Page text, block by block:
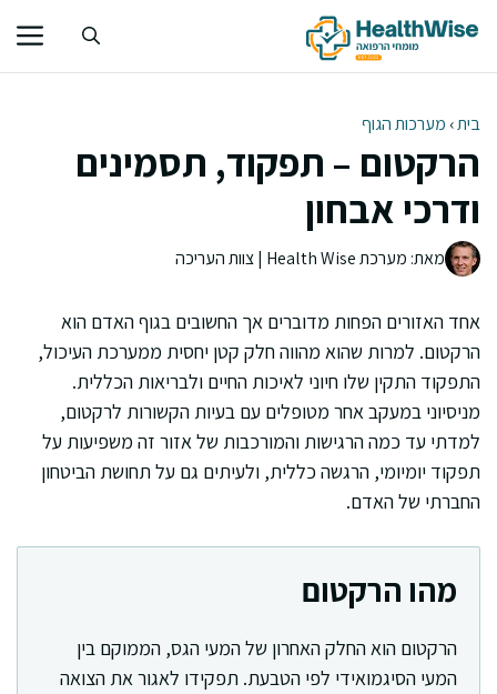
לתוכן
בית› מערכות הגוף
הרקטום – תפקוד, תסמינים
ודרכי אבחון
מאת: מערכת Health Wise | צוות העריכה
אחד האזורים הפחות מדוברים אך החשובים בגוף האדם הוא
הרקטום. למרות שהוא מהווה חלק קטן יחסית ממערכת העיכול,
התפקוד התקין שלו חיוני לאיכות החיים ולבריאות הכללית.
מניסיוני במעקב אחר מטופלים עם בעיות הקשורות לרקטום,
למדתי עד כמה הרגישות והמורכבות של אזור זה משפיעות על
תפקוד יומיומי, הרגשה כללית, ולעיתים גם על תחושת הביטחון
החברתי של האדם.
מהו הרקטום
הרקטום הוא החלק האחרון של המעי הגס, הממוקם בין
המעי הסיגמואידי לפי הטבעת. תפקידו לאגור את הצואה